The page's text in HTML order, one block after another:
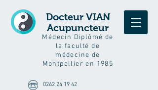
Docteur VIAN
Acupuncteur
Médecin Diplômé de
la faculté de
médecine de
Montpellier en 1985
0262 24 19 42